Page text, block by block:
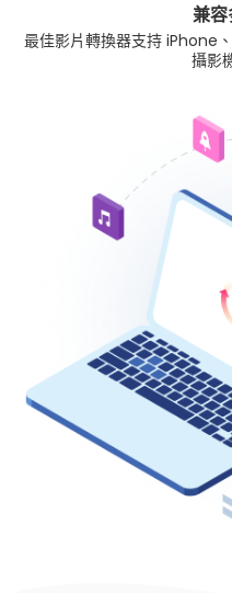
兼
最佳影片轉換器支持 iPhone
攝影